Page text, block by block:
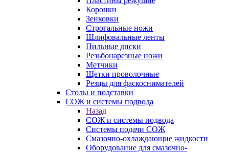
Коронки
Зенковки
Строгальные ножи
Шлифовальные ленты
Пильные диски
Резьбонарезные ножи
Метчики
Щетки проволочные
Резцы для фаскоснимателей
Столы и подставки
СОЖ и системы подвода
Назад
СОЖ и системы подвода
Системы подачи СОЖ
Смазочно-охлаждающие жидкости
Оборудование для смазочно-